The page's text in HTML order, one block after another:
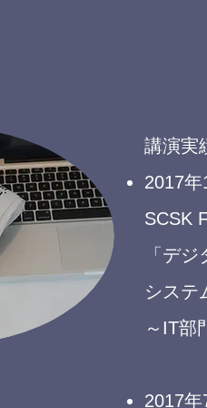
講演実
2017
SCSK
「デ
システ
～IT部
2017